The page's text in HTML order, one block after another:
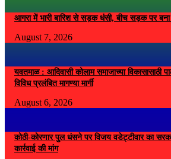
आगरा में भारी बारिश से सड़क धंसी, बीच सड़क पर बना
August 7, 2026
यवतमाळ : आदिवासी कोलाम समाजाच्या विकासासाठी
विविध प्रलंबित मागण्या मार्गी
August 6, 2026
कोठी-कोरणार पुल धंसने पर विजय वडेट्टीवार का
कार्रवाई की मांग